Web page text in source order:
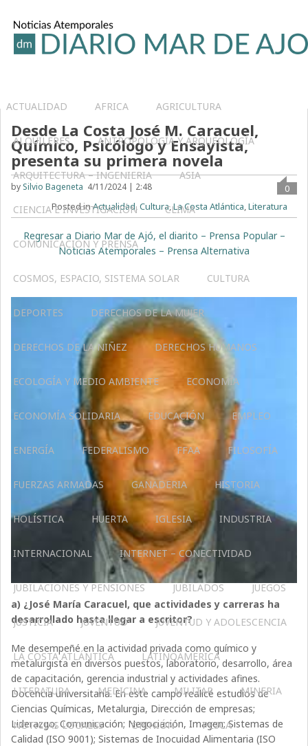
ACTUALIDAD AFRICA AGRICULTURA
ALQUILERES ANTROPOLOGÍA Y ARQUEOLOGÍA
ARQUITECTURA – INGENIERIA ASIA
CIENCIA E INVESTIGACIÓN CLIMA
COMUNICACIÓN Y PRENSA
COSMOS, ESPACIO, SISTEMA SOLAR CULTURA
DEPORTES DERECHOS DE LA MUJER
DERECHOS DE LA NIÑEZ DERECHOS HUMANOS
ECOLOGÍA Y MEDIO AMBIENTE ECONOMÍA
ECONOMÍA SOLIDARIA EDUCACIÓN EMPLEO
ENERGÍA FEDERALISMO FFAA FILOSOFÍA
FUERZAS ARMADAS GANADERIA HISTORIA
HOLÍSTICA HUERTA IGLESIA INDUSTRIA
INTERNACIONAL INTERNET – CONECTIVIDAD
JUBILACIONES Y PENSIONES JUBILADOS JUEGOS
JUSTICIA JUVENTUD JUVENTUD Y ADOLESCENCIA
LA COSTA ATLÁNTICA LATINOAMERICA
LITERATURA MEDICINA MILITAR MINERIA
NOTICIAS LOCALES OPINIÓN PESCA
Desde La Costa José M. Caracuel,
Químico, Psicólogo y Ensayista,
presenta su primera novela
by Silvio Bageneta 4/11/2024 | 2:48
0
Posted inActualidad,Cultura,La Costa Atlántica,Literatura
Regresar a Diario Mar de Ajó, el diarito – Prensa Popular –
Noticias Atemporales – Prensa Alternativa
a) ¿José María Caracuel, que actividades y carreras ha
desarrollado hasta llegar a escritor?
Me desempeñé en la actividad privada como químico y
metalurgista en diversos puestos, laboratorio, desarrollo, área
de capacitación, gerencia industrial y actividades afines.
Docencia universitaria. En este campo realicé estudios de
Ciencias Químicas, Metalurgia, Dirección de empresas;
Liderazgo; Comunicación; Negociación, Imagen; Sistemas de
Calidad (ISO 9001); Sistemas de Inocuidad Alimentaria (ISO